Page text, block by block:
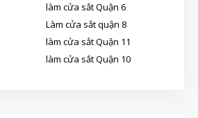
làm cửa sắt Quận 6
Làm cửa sắt quận 8
làm cửa sắt Quận 11
làm cửa sắt Quận 10